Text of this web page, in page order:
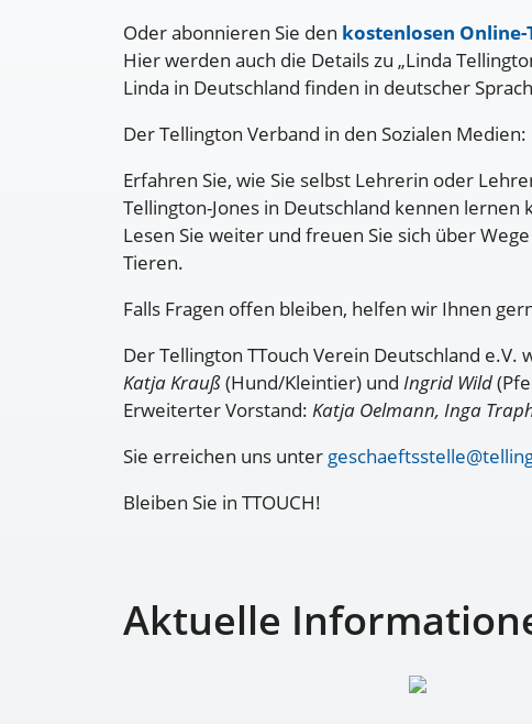
Oder abonnieren Sie den kostenlosen
Hier werden auch die Details zu „Linda
Linda in Deutschland finden in deutscher
Der Tellington Verband in den Sozialen Medien:
Erfahren Sie, wie Sie selbst Lehrerin oder
Tellington-Jones in Deutschland kennen lernen
Lesen Sie weiter und freuen Sie sich über
Tieren.
Falls Fragen offen bleiben, helfen wir Ihnen
Der Tellington TTouch Verein Deutschland
Katja Krauß(Hund/Kleintier) und Ingrid Wild
Erweiterter Vorstand: Katja Oelmann, Inga
Sie erreichen uns unter
Bleiben Sie in TTOUCH!
Aktuelle